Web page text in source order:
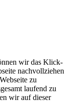
wir das Klick-
nachvollziehen
zu
laufend zu
wir auf dieser